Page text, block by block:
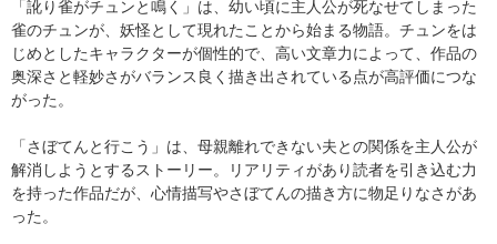
「訛り雀がチュンと鳴く」は、幼い頃に主人公が死なせてしまった
雀のチュンが、妖怪として現れたことから始まる物語。チュンをは
じめとしたキャラクターが個性的で、高い文章力によって、作品の
奥深さと軽妙さがバランス良く描き出されている点が高評価につな
がった。
「さぼてんと行こう」は、母親離れできない夫との関係を主人公が
解消しようとするストーリー。リアリティがあり読者を引き込む力
を持った作品だが、心情描写やさぼてんの描き方に物足りなさがあ
った。